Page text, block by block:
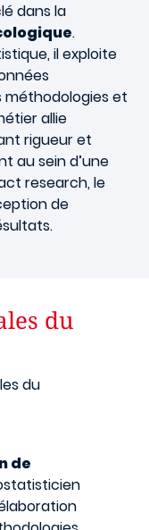
dans la
.
il exploite
méthodologies et
allie
rigueur et
au sein d’une
research, le
de
du
du
de